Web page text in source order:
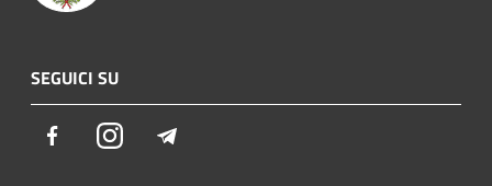
SEGUICI SU
FacebookInstagram